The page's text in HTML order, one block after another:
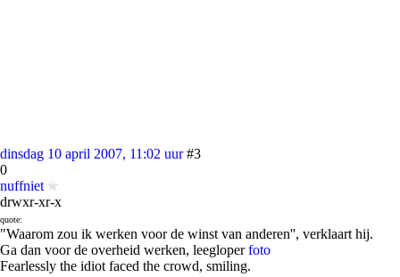
dinsdag 10 april 2007, 11:02 uur #3
0
nuffniet
drwxr-xr-x
quote:
"Waarom zou ik werken voor de winst van anderen'', verklaart hij.
Ga dan voor de overheid werken, leegloperfoto
Fearlessly the idiot faced the crowd, smiling.